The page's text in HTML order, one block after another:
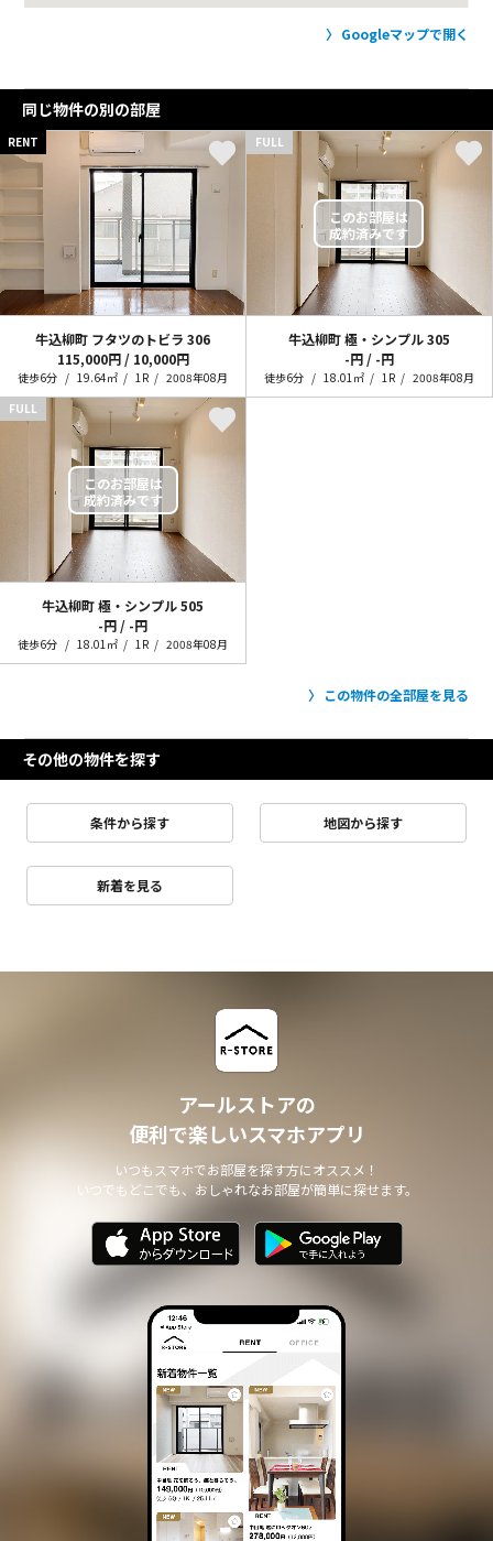
Googleマップで開く
同じ物件の別の部屋
RENT
牛込柳町 フタツのトビラ 306
115,000円 / 10,000円
徒歩6分 19.64㎡ 1R 2008年08月
FULL
牛込柳町 極・シンプル305
-円 / -円
徒歩6分 18.01㎡ 1R
2008年08月
FULL
牛込柳町 極・シンプル505
-円 / -円
徒歩6分 18.01㎡ 1R 2008年08月
この物件の全部屋を見る
その他の物件を探す
条件から探す 地図から探す
新着を見る
アールストアの
便利で楽しいスマホアプリ
いつもスマホでお部屋を探す方にオススメ！
いつでもどこでも、おしゃれなお部屋が簡単に探せます。